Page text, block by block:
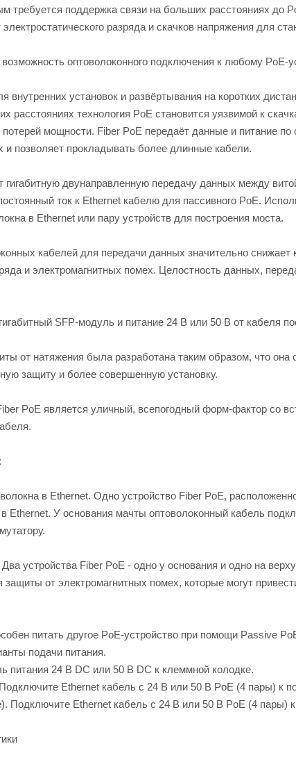
требуется поддержка связи на больших расстояниях до
разряда и скачков напряжения для
оптоволоконного подключения к любому PoE-
внутренних установок и развёртывания на коротких
расстояниях технология PoE становится уязвимой к
потерей мощности. Fiber PoE передаёт данные и питание
и позволяет прокладывать более длинные кабели.
гигабитную двунаправленную передачу данных между
ток к Ethernet кабелю для пассивного PoE.
в Ethernet или пару устройств для построения моста.
кабелей для передачи данных значительно снижает
и электромагнитных помех. Целостность данных,
SFP-модуль и питание 24 В или 50 В от кабеля
от натяжения была разработана таким образом, что она
защиту и более совершенную установку.
PoE является уличный, всепогодный форм-фактор со
в Ethernet. Одно устройство Fiber PoE,
Ethernet. У основания мачты оптоволоконный кабель
устройства Fiber PoE - одно у основания и одно на
защиты от электромагнитных помех, которые могут
питать другое PoE-устройство при помощи Passive
подачи питания.
питания 24 В DC или 50 В DC к клеммной колодке.
Ethernet кабель с 24 В или 50 В PoE (4 пары) к
Подключите Ethernet кабель с 24 В или 50 В PoE (4 пары) к